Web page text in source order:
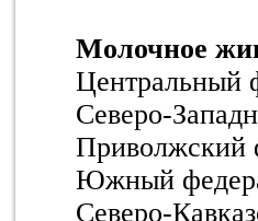
Молочное
Центральный
Северо-
Приволжский
Южный
Северо-